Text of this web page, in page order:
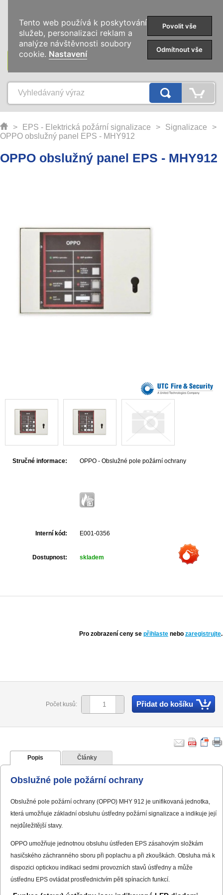
KATEGORIE
> EPS - Elektrická požární signalizace > Signalizace
>
OPPO obslužný panel EPS - MHY912
OPPO obslužný panel EPS - MHY912
Stručné informace: OPPO - Obslužné pole požární ochrany
Interní kód: E001-0356
Dostupnost: skladem
Pro zobrazení ceny se přihlaste nebo zaregistrujte.
Počet kusů: Přidat do košíku
Popis Články
Obslužné pole požární ochrany
Obslužné pole požární ochrany (OPPO) MHY 912 je unifikovaná jednotka,
která umožňuje základní obsluhu ústředny požární signalizace a indikuje její
nejdůležitější stavy.
OPPO umožňuje jednotnou obsluhu ústředen EPS zásahovým složkám
hasičského záchranného sboru při poplachu a při zkouškách. Obsluha má k
dispozici optickou indikaci sedmi provozních stavů ústředny a může
ústřednu EPS ovládat prostřednictvím pěti spínacích funkcí.
Tento web používá k poskytování
služeb, personalizaci reklam a
analýze návštěvnosti soubory
cookie. Nastavení
Povolit vše
Odmítnout vše